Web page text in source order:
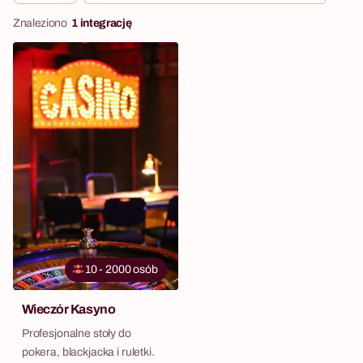
Znaleziono 1 integrację
10 - 2000 osób
Wieczór Kasyno
Profesjonalne stoły do
pokera, blackjacka i ruletki.